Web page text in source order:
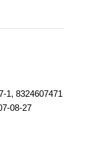
1, 8324607471
08-27